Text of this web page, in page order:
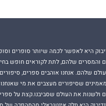
היא לאפשר לכמה שיותר סופרים
והמסרים שלהם, לתת לקוראים חופש
שלהם. אנחנו אוהבים ספרים, סיפורים
מאמינים שסיפורים מעצבים את מי שאנחנו
ולשנות את העולם שסביבנו.קצת על